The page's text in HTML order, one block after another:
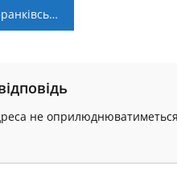
відбудуться на двох локаціях
не